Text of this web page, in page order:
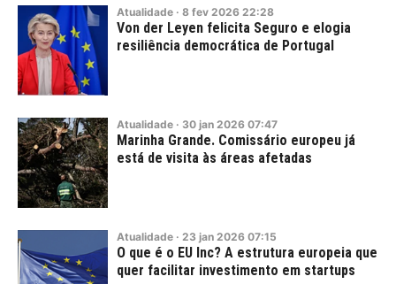
Atualidade · 8 fev 2026 22:28
Von der Leyen felicita Seguro e elogia
resiliência democrática de Portugal
Atualidade · 30 jan 2026 07:47
Marinha Grande. Comissário europeu já
está de visita às áreas afetadas
Atualidade · 23 jan 2026 07:15
O que é o EU Inc? A estrutura europeia que
quer facilitar investimento em startups